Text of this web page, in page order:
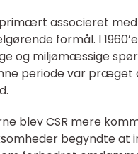
primært associeret
formål. I
og miljømæssige
periode var
blev CSR mere
begyndte at